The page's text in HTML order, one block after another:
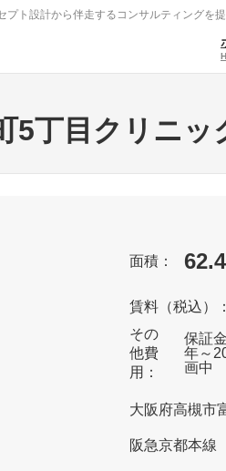
ト設計から伴走するコンサルティングを提
5丁目クリニッ
面積： 62.4
賃料（税込）
その
他費
用：
保証
年～
画中
大阪府高槻市
阪急京都本線